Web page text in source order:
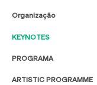
Organização
KEYNOTES
PROGRAMA
ARTISTIC PROGRAMME